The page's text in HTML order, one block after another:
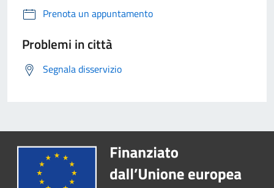
Prenota un appuntamento
Problemi in città
Segnala disservizio